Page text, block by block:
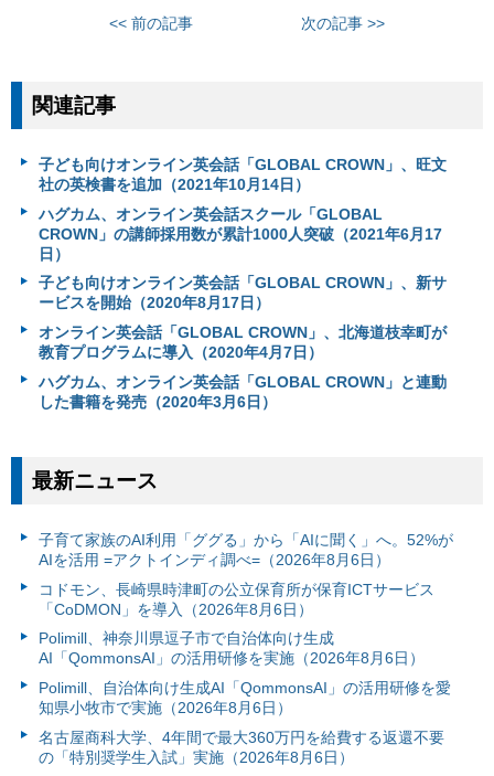
<< 前の記事 次の記事 >>
関連記事
子ども向けオンライン英会話「GLOBAL CROWN」、旺文
社の英検書を追加（2021年10月14日）
ハグカム、オンライン英会話スクール「GLOBAL
CROWN」の講師採用数が累計1000人突破（2021年6月17
日）
子ども向けオンライン英会話「GLOBAL CROWN」、新サ
ービスを開始（2020年8月17日）
オンライン英会話「GLOBAL CROWN」、北海道枝幸町が
教育プログラムに導入（2020年4月7日）
ハグカム、オンライン英会話「GLOBAL CROWN」と連動
した書籍を発売（2020年3月6日）
最新ニュース
子育て家族のAI利用「ググる」から「AIに聞く」へ。52%が
AIを活用 =アクトインディ調べ=（2026年8月6日）
コドモン、長崎県時津町の公立保育所が保育ICTサービス
「CoDMON」を導入（2026年8月6日）
Polimill、神奈川県逗子市で自治体向け生成
AI「QommonsAI」の活用研修を実施（2026年8月6日）
Polimill、自治体向け生成AI「QommonsAI」の活用研修を愛
知県小牧市で実施（2026年8月6日）
名古屋商科大学、4年間で最大360万円を給費する返還不要
の「特別奨学生入試」実施（2026年8月6日）